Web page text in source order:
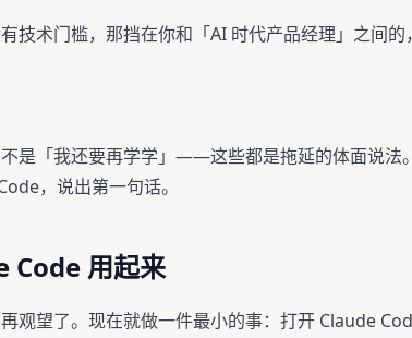
技术门槛，那挡在你和「AI 时代产品经理」之间的
是「我还要再学学」——这些都是拖延的体面说法
，说出第一句话。
Code 用起来
观望了。现在就做一件最小的事：打开 Claude